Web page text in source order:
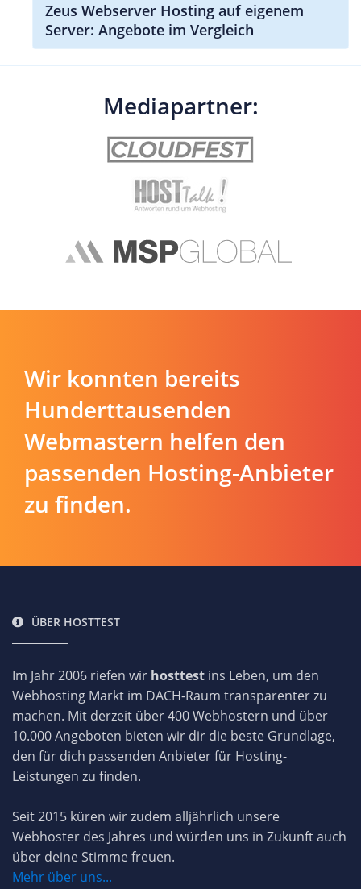
Zeus Webserver Hosting auf eigenem
Server: Angebote im Vergleich
Mediapartner:
Wir konnten bereits
Hunderttausenden
Webmastern helfen den
passenden Hosting-Anbieter
zu finden.
ÜBER HOSTTEST
Im Jahr 2006 riefen wir hosttest ins Leben, um den
Webhosting Markt im DACH-Raum transparenter zu
machen. Mit derzeit über 400 Webhostern und über
10.000 Angeboten bieten wir dir die beste Grundlage,
den für dich passenden Anbieter für Hosting-
Leistungen zu finden.
Seit 2015 küren wir zudem alljährlich unsere
Webhoster des Jahres und würden uns in Zukunft auch
über deine Stimme freuen.
Mehr über uns...